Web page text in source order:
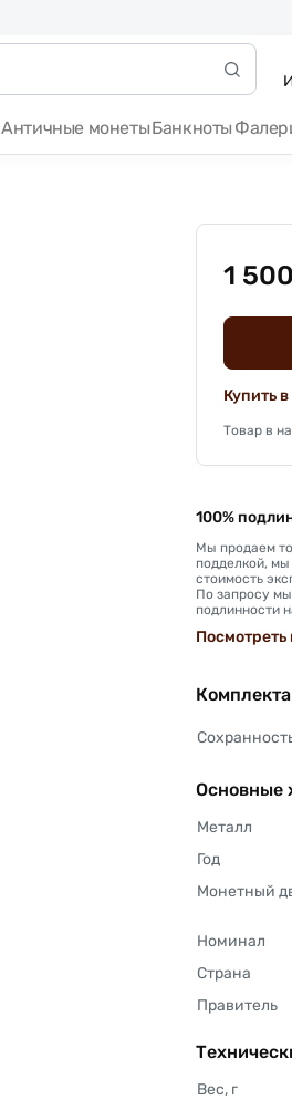
Античные монетыБанкноты
1
Купить в
Товар в
100%
Мы продаем
подделкой,
стоимость
По запросу
подлинности
Посмотреть
Основные
Металл
Год
Монетный
Номинал
Страна
Правитель
Вес, г